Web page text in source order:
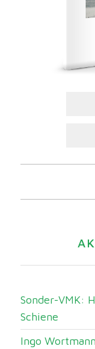
Sonder-VMK:
Schiene
Ingo